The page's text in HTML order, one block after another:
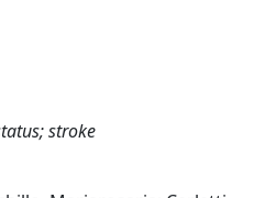
stroke